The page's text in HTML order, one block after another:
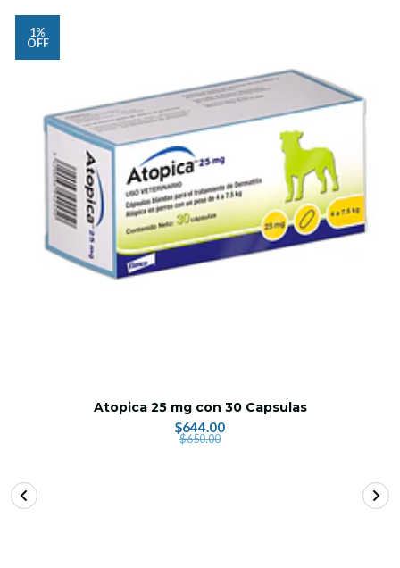
1%
OFF
Atopica 25 mg con 30 Capsulas
$644.00
$650.00